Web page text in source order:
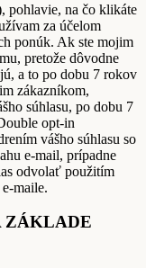
pohlavie, na čo klikáte
za účelom
ponúk. Ak ste mojim
pretože dôvodne
a to po dobu 7 rokov
zákazníkom,
súhlasu, po dobu 7
opt-in
vášho súhlasu so
e-mail, prípadne
odvolať použitím
maile.
ZÁKLADE